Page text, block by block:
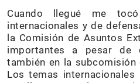
Cuando llegué me
internacionales y de
la Comisión de Asuntos
importantes a pesar de
también en la subcomisión
Los temas